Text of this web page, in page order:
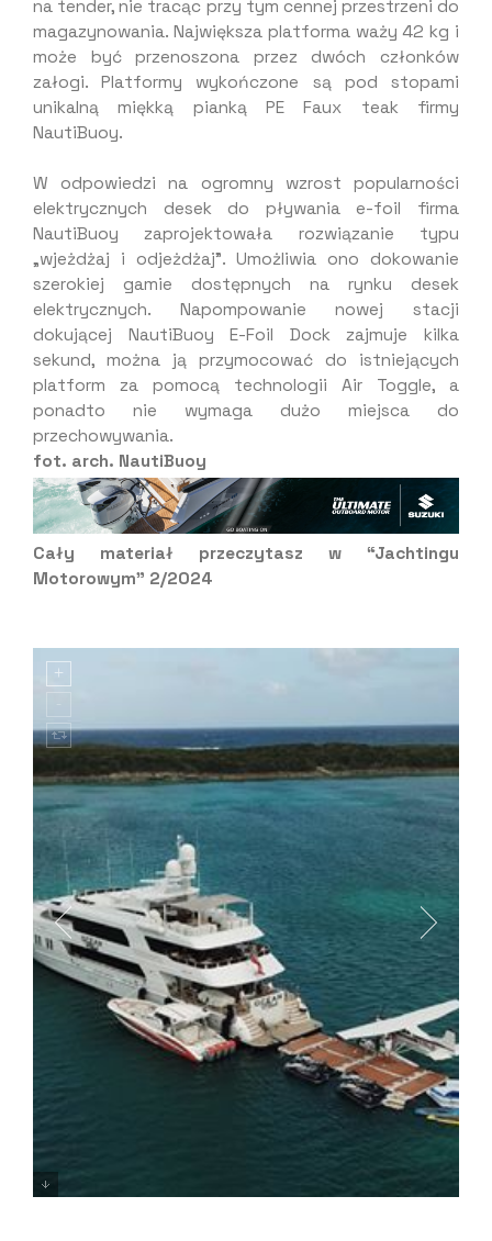
na tender, nie tracąc przy tym cennej przestrzeni do
magazynowania. Największa platforma waży 42 kg i
może być przenoszona przez dwóch członków
załogi. Platformy wykończone są pod stopami
unikalną miękką pianką PE Faux teak firmy
NautiBuoy.
W odpowiedzi na ogromny wzrost popularności
elektrycznych desek do pływania e-foil firma
NautiBuoy zaprojektowała rozwiązanie typu
„wjeżdżaj i odjeżdżaj”. Umożliwia ono dokowanie
szerokiej gamie dostępnych na rynku desek
elektrycznych. Napompowanie nowej stacji
dokującej NautiBuoy E-Foil Dock zajmuje kilka
sekund, można ją przymocować do istniejących
platform za pomocą technologii Air Toggle, a
ponadto nie wymaga dużo miejsca do
przechowywania.
fot. arch. NautiBuoy
Cały materiał przeczytasz w “Jachtingu
Motorowym” 2/2024